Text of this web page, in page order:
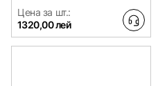
Цена за шт.:
1320,00 лей